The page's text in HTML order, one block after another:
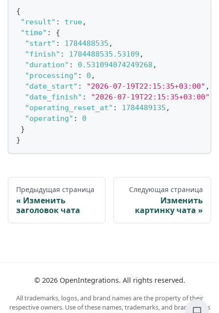
{
"result" : true,
"time" :
{
"start" : 1784488535 ,
"finish" : 1784488535.53109 ,
"duration" : 0.531094074249268 ,
"processing" : 0 ,
"date_start" : "2026-07-19T22:15:35+03:00" ,
"date_finish" : "2026-07-19T22:15:35+03:00"
"operating_reset_at" : 1784489135 ,
"operating" :
0
}
}
Предыдущая страница
Изменить
заголовок чата
Следующая страница
Изменить
картинку чата
© 2026OpenIntegrations. All rights reserved.
All trademarks, logos, and brand names are the property of their
respective owners. Use of these names, trademarks, and brands does